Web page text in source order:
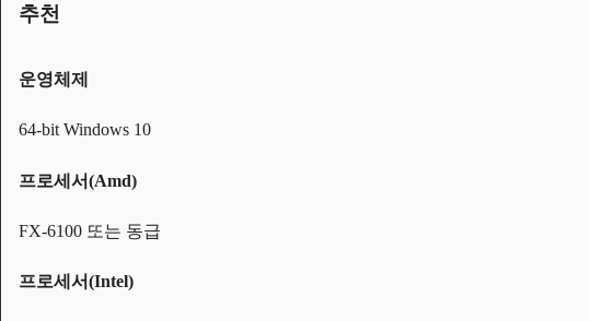
추천
운영체제
64-bit Windows 10
프로세서(Amd)
FX-6100 또는 동급
프로세서(Intel)